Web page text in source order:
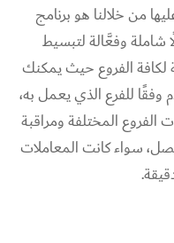
من خلالنا هو برنامج
وفعَّالة لتبسيط
لكافة الفروع حيث يمكنك
للفرع الذي يعمل به،
الفروع المختلفة ومراقبة
سواء كانت المعاملات